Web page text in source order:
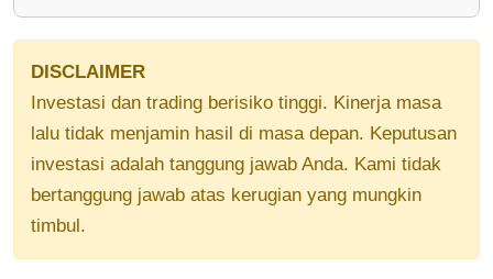
DISCLAIMER
Investasi dan trading berisiko tinggi. Kinerja masa
lalu tidak menjamin hasil di masa depan. Keputusan
investasi adalah tanggung jawab Anda. Kami tidak
bertanggung jawab atas kerugian yang mungkin
timbul.